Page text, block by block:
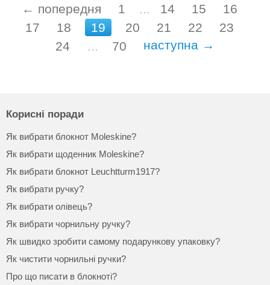
← попередня 1 ... 14 15
16
17
18 19 20 21 22
23
24
... 70 наступна →
Корисні поради
Як вибрати блокнот Moleskine?
Як вибрати щоденник Moleskine?
Як вибрати блокнот Leuchtturm1917?
Як вибрати ручку?
Як вибрати олівець?
Як вибрати чорнильну ручку?
Як швидко зробити самому подарункову упаковку?
Як чистити чорнильні ручки?
Про що писати в блокноті?